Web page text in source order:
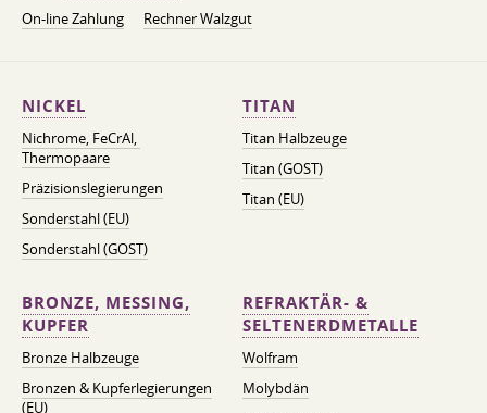
On-line Zahlung
Rechner Walzgut
NICKEL
Nichrome, FeСrAl, ​​
Thermopaare
Präzisionslegierungen
Sonderstahl (EU)
Sonderstahl (GOST)
TITAN
Titan Halbzeuge
Titan (GOST)
Titan (EU)
BRONZE, MESSING,
KUPFER
Bronze Halbzeuge
Bronzen & Kupferlegierungen
(EU)
REFRAKTÄR- &
SELTENERDMETALLE
Wolfram
Molybdän